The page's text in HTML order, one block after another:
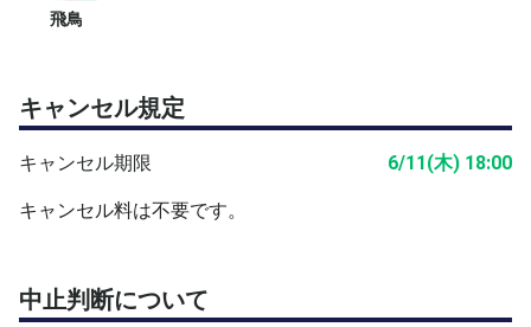
飛鳥
キャンセル規定
キャンセル期限 6/11(木) 18:00
キャンセル料は不要です。
中止判断について